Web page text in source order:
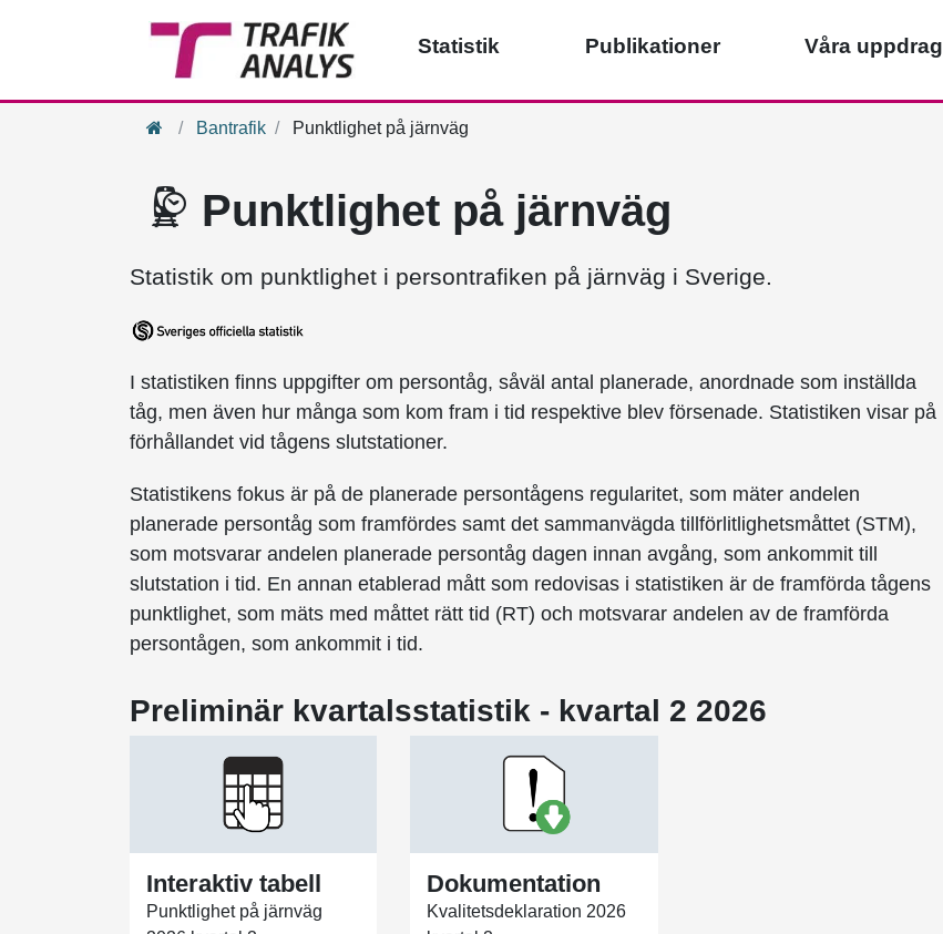
Statistik Publikationer Våra uppdrag
HemBantrafik Punktlighet på järnväg
Punktlighet på järnväg
Statistik om punktlighet i persontrafiken på järnväg i Sverige.
I statistiken finns uppgifter om persontåg, såväl antal planerade, anordnade som inställda
tåg, men även hur många som kom fram i tid respektive blev försenade. Statistiken visar på
förhållandet vid tågens slutstationer.
Statistikens fokus är på de planerade persontågens regularitet, som mäter andelen
planerade persontåg som framfördes samt det sammanvägda tillförlitlighetsmåttet (STM),
som motsvarar andelen planerade persontåg dagen innan avgång, som ankommit till
slutstation i tid. En annan etablerad mått som redovisas i statistiken är de framförda tågens
punktlighet, som mäts med måttet rätt tid (RT) och motsvarar andelen av de framförda
persontågen, som ankommit i tid.
Preliminär kvartalsstatistik - kvartal 2 2026
Interaktiv tabell
Punktlighet på järnväg
Dokumentation
Kvalitetsdeklaration 2026